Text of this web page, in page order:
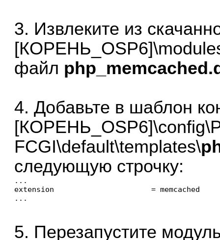
3. Извлеките из
файл
4. Добавьте в шаблон
FCGI\default\templates\
следующую строчку:
...
extension                      = memcached
5. Перезапустите